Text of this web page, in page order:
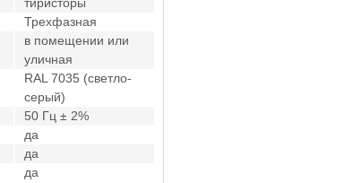
Трехфазная
в помещении или
уличная
RAL 7035 (светло-
серый)
50 Гц ± 2%
да
да
да